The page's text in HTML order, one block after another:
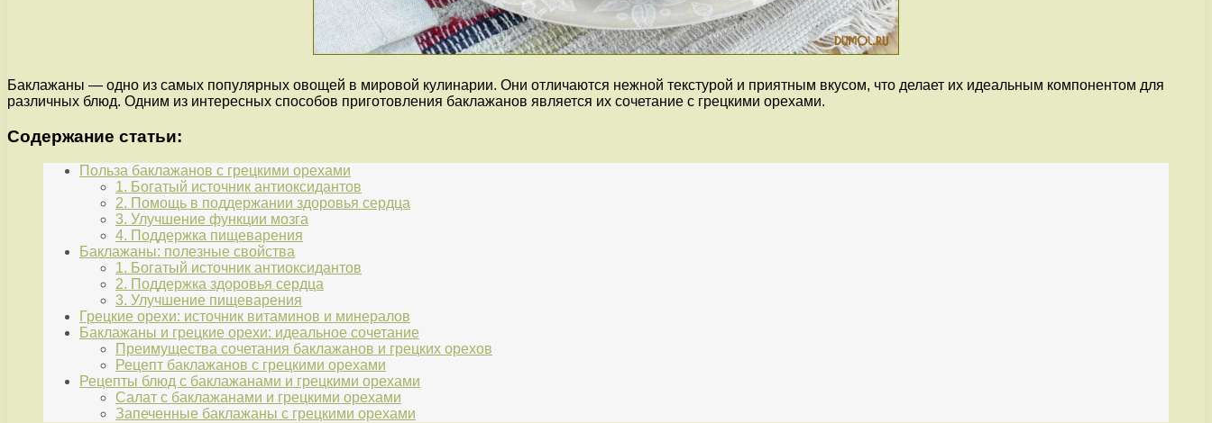
Баклажаны — одно из самых популярных овощей в мировой кулинарии. Они отличаются нежной текстурой и приятным вкусом, что делает их идеальным компонентом для
различных блюд. Одним из интересных способов приготовления баклажанов является их сочетание с грецкими орехами.
Содержание статьи:
Польза баклажанов с грецкими орехами
1. Богатый источник антиоксидантов
2. Помощь в поддержании здоровья сердца
3. Улучшение функции мозга
4. Поддержка пищеварения
Баклажаны: полезные свойства
1. Богатый источник антиоксидантов
2. Поддержка здоровья сердца
3. Улучшение пищеварения
Грецкие орехи: источник витаминов и минералов
Баклажаны и грецкие орехи: идеальное сочетание
Преимущества сочетания баклажанов и грецких орехов
Рецепт баклажанов с грецкими орехами
Рецепты блюд с баклажанами и грецкими орехами
Салат с баклажанами и грецкими орехами
Запеченные баклажаны с грецкими орехами